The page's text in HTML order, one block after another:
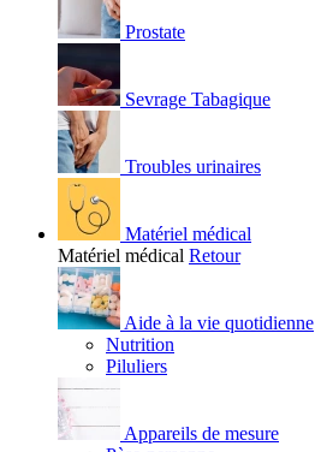
Prostate
Sevrage Tabagique
Troubles urinaires
Matériel médical
Matériel médical Retour
Aide à la vie quotidienne
Nutrition
Piluliers
Appareils de mesure